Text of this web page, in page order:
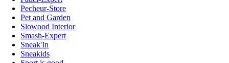
Pecheur-Store
Pet and Garden
Slowood Interior
Smash-Expert
Sneak'In
Sneakids